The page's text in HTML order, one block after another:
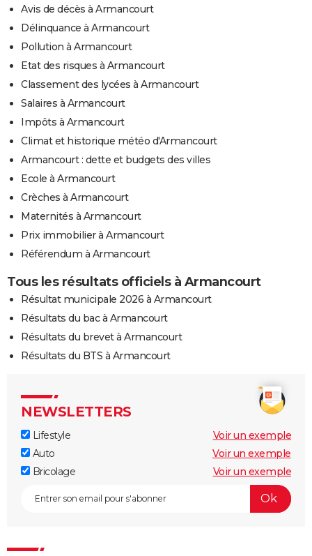
Avis de décès à Armancourt
Délinquance à Armancourt
Pollution à Armancourt
Etat des risques à Armancourt
Classement des lycées à Armancourt
Salaires à Armancourt
Impôts à Armancourt
Climat et historique météo d'Armancourt
Armancourt : dette et budgets des villes
Ecole à Armancourt
Crèches à Armancourt
Maternités à Armancourt
Prix immobilier à Armancourt
Référendum à Armancourt
Tous les résultats officiels à Armancourt
Résultat municipale 2026 à Armancourt
Résultats du bac à Armancourt
Résultats du brevet à Armancourt
Résultats du BTS à Armancourt
NEWSLETTERS
Lifestyle
Voir un exemple
Auto
Voir un exemple
Bricolage
Voir un exemple